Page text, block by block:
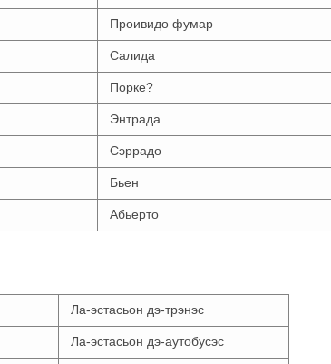
Проивидо фумар
Салида
Порке?
Энтрада
Сэррадо
Бьен
Абьерто
Ла-эстасьон дэ-трэнэс
Ла-эстасьон дэ-аутобусэс